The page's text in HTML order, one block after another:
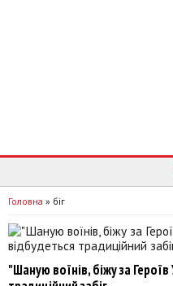
Головна » біг
"Шаную воїнів, біжу за